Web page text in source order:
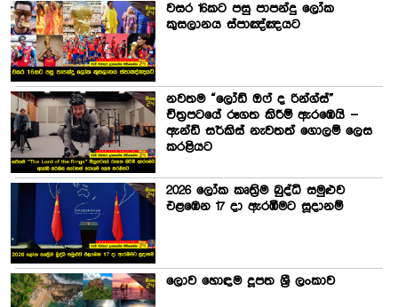
වසර 16කට පසු පාපන්දු ලෝක
කුසලානය ස්පාඤ්ඤයට
නවතම “ලෝඩ් ඔෆ් ද රින්ග්ස්”
චිත්‍රපටයේ රූගත කිරීම් ඇරඹෙයි –
ඇන්ඩි සර්කිස් නැවතත් ගොලම් ලෙස
කරළියට
2026 ලෝක කෘත්‍රිම බුද්ධි සමුළුව
එළඹෙන 17 දා ඇරඹීමට සූදානම්
ලොව හොඳම දූපත ශ්‍රී ලංකාව